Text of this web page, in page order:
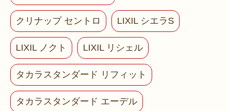
クリナップ セントロ LIXIL シエラS
LIXIL ノクト LIXIL リシェル
タカラスタンダード リフィット
タカラスタンダード エーデル